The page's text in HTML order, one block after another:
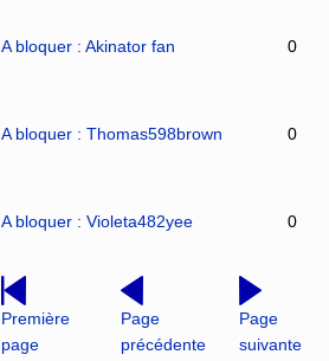
A bloquer : Akinator fan 0
A bloquer : Thomas598brown 0
A bloquer : Violeta482yee 0
Première
page
Page
précédente
Page
suivante